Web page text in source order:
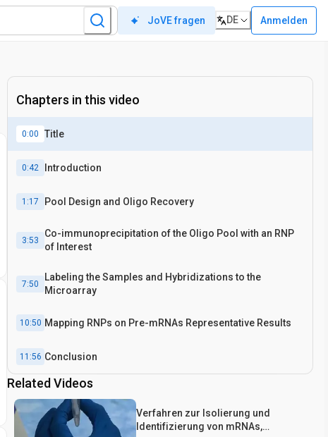
JoVE fragen DE Anmelden
Chapters in this video
0:00 Title
0:42 Introduction
1:17 Pool Design and Oligo Recovery
3:53
Co-immunoprecipitation of the Oligo Pool with an RNP
of Interest
7:50
Labeling the Samples and Hybridizations to the
Microarray
10:50 Mapping RNPs on Pre-mRNAs Representative Results
11:56 Conclusion
Related Videos
Verfahren zur Isolierung und
Identifizierung von mRNAs,